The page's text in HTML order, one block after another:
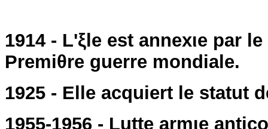
1914 - L'ξle est annexιe par
Premiθre guerre mondiale.
1925 - Elle acquiert le statut
1955-1956 - Lutte armιe